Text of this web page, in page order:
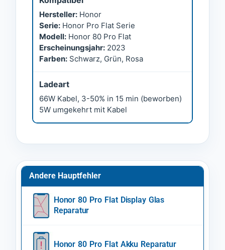
Hersteller: Honor
Serie: Honor Pro Flat Serie
Modell: Honor 80 Pro Flat
Erscheinungsjahr: 2023
Farben: Schwarz, Grün, Rosa
Ladeart
66W Kabel, 3-50% in 15 min (beworben)
5W umgekehrt mit Kabel
Andere Hauptfehler
Honor 80 Pro Flat Display Glas
Reparatur
Honor 80 Pro Flat Akku Reparatur